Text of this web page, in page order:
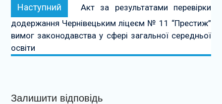
Наступний Наступний:
Акт за результатами перевірки
додержання Чернівецьким ліцеєм № 11 “Престиж”
вимог законодавства у сфері загальної середньої
освіти
Залишити відповідь